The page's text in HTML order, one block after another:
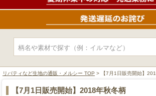
リバティなど生地の通販・メルシー TOP > 【7月1日販売開始】
【7月1日販売開始】2018年秋冬柄